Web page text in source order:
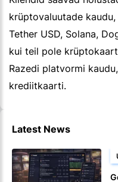
krüptovaluutade
Tether USD, Solana,
kui teil pole
Razedi platvormi
krediitkaarti.
Latest News